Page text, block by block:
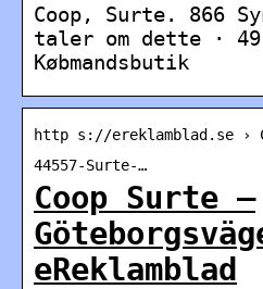
Coop, Surte. 866
taler om dette ·
Købmandsbutik
http s://ereklamblad.se ›
44557-Surte-…
Coop Surte –
eReklamblad